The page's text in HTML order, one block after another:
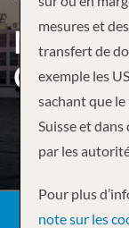
CITY TO
mesures et
transfert de
exemple les
sachant que
Suisse et dans
par les
Pour plus
note sur les